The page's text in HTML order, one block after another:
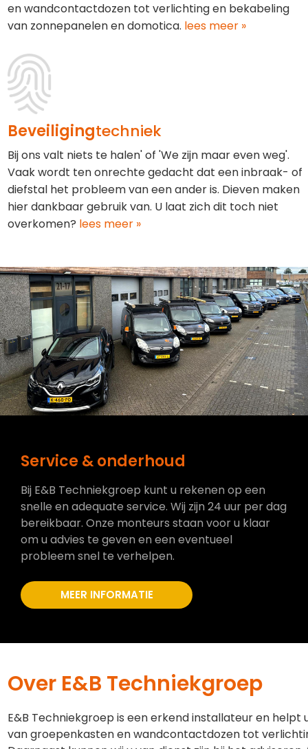
en wandcontactdozen tot verlichting en bekabeling
van zonnepanelen en domotica. lees meer »
Beveiligingtechniek
Bij ons valt niets te halen' of 'We zijn maar even weg'.
Vaak wordt ten onrechte gedacht dat een inbraak- of
diefstal het probleem van een ander is. Dieven maken
hier dankbaar gebruik van. U laat zich dit toch niet
overkomen? lees meer »
Service & onderhoud
Bij E&B Techniekgroep kunt u rekenen op een
snelle en adequate service. Wij zijn 24 uur per dag
bereikbaar. Onze monteurs staan voor u klaar
om u advies te geven en een eventueel
probleem snel te verhelpen.
MEER INFORMATIE
Over E&B Techniekgroep
E&B Techniekgroep is een erkend installateur en
van groepenkasten en wandcontactdozen tot